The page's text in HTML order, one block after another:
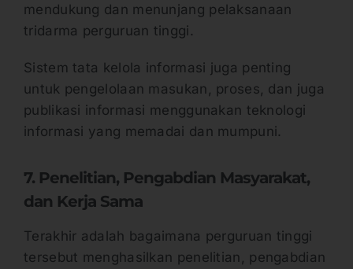
mendukung dan menunjang pelaksanaan
tridarma perguruan tinggi.
Sistem tata kelola informasi juga penting
untuk pengelolaan masukan, proses, dan juga
publikasi informasi menggunakan teknologi
informasi yang memadai dan mumpuni.
7. Penelitian, Pengabdian Masyarakat,
dan Kerja Sama
Terakhir adalah bagaimana perguruan tinggi
tersebut menghasilkan penelitian, pengabdian